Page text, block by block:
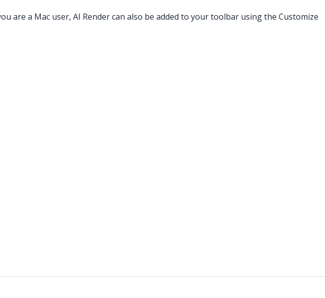
are a Mac user, AI Render can also be added to your toolbar using the Customize